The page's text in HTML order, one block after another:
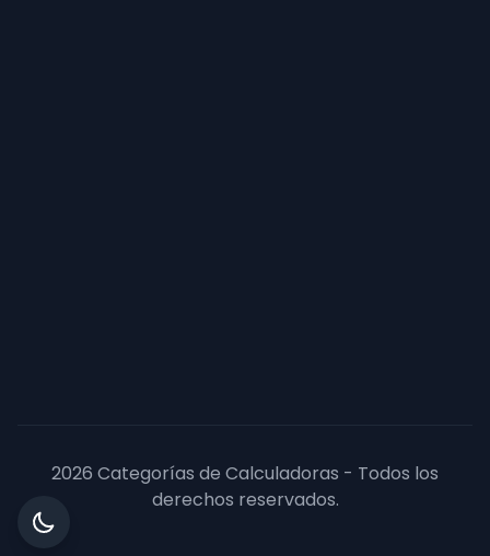
2026 Categorías de Calculadoras - Todos los
derechos reservados.